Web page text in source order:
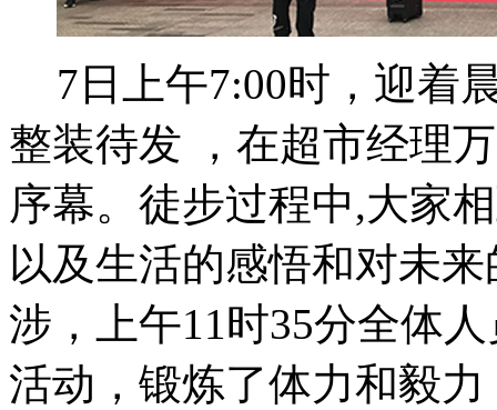
7日上午7:00时，迎着
整装待发
，在超市经理
序幕。徒步过程中,大家
以及生活的感悟和对未
涉，上午11时35分全体
活动，锻炼了体力和毅